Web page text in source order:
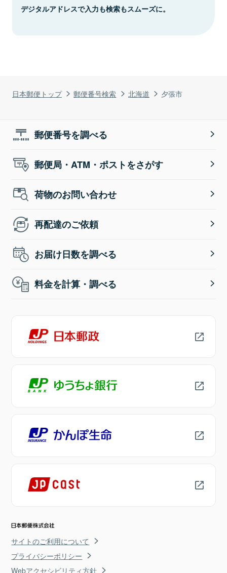
日本郵便トップ 郵便番号検索 北海道 夕張市
デジタルアドレスで入力も検索もスムーズに。
郵便番号を調べる
郵便局・ATM・ポストをさがす
荷物のお問い合わせ
再配達のご依頼
お届け日数を調べる
料金を計算・調べる
サイトのご利用について
プライバシーポリシー
Webアクセシビリティ方針